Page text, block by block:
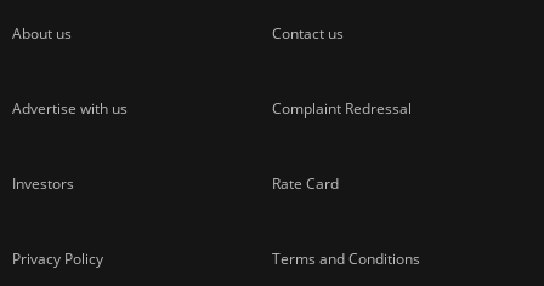
About us Contact us
Advertise with us Complaint Redressal
Investors Rate Card
Privacy Policy Terms and Conditions